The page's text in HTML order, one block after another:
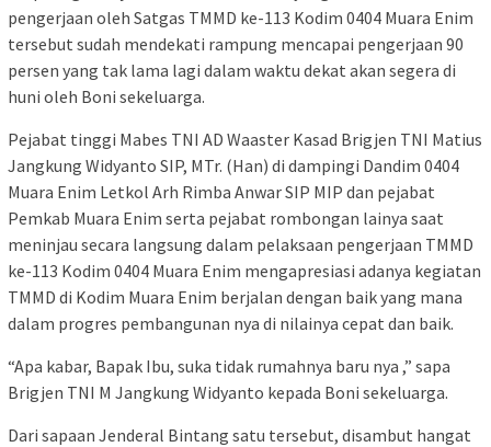
pengerjaan oleh Satgas TMMD ke-113 Kodim 0404 Muara Enim
tersebut sudah mendekati rampung mencapai pengerjaan 90
persen yang tak lama lagi dalam waktu dekat akan segera di
huni oleh Boni sekeluarga.
Pejabat tinggi Mabes TNI AD Waaster Kasad Brigjen TNI Matius
Jangkung Widyanto SIP, MTr. (Han) di dampingi Dandim 0404
Muara Enim Letkol Arh Rimba Anwar SIP MIP dan pejabat
Pemkab Muara Enim serta pejabat rombongan lainya saat
meninjau secara langsung dalam pelaksaan pengerjaan TMMD
ke-113 Kodim 0404 Muara Enim mengapresiasi adanya kegiatan
TMMD di Kodim Muara Enim berjalan dengan baik yang mana
dalam progres pembangunan nya di nilainya cepat dan baik.
“Apa kabar, Bapak Ibu, suka tidak rumahnya baru nya ,” sapa
Brigjen TNI M Jangkung Widyanto kepada Boni sekeluarga.
Dari sapaan Jenderal Bintang satu tersebut, disambut hangat